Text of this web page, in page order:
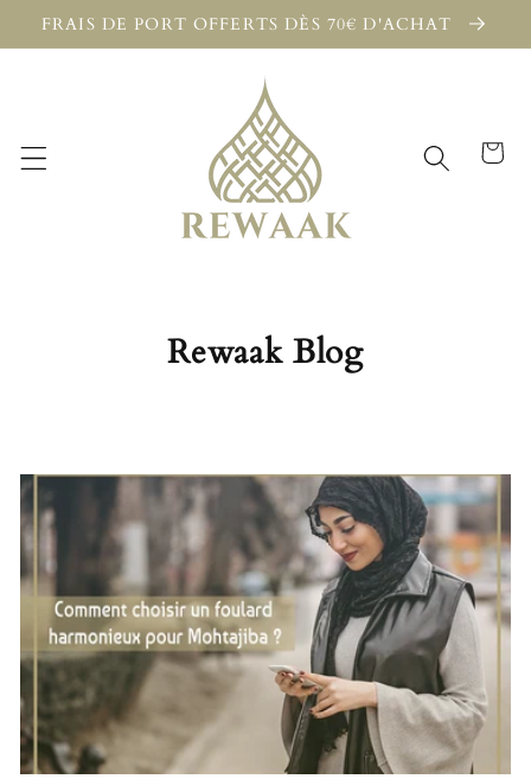
passer
au
FRAIS DE PORT OFFERTS DÈS 70€ D'ACHAT
Panier
Rewaak Blog